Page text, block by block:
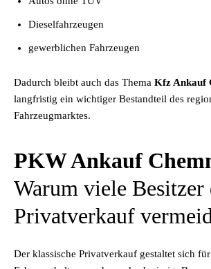
Dieselfahrzeugen
gewerblichen Fahrzeugen
Dadurch bleibt auch das Thema Kfz Ankauf
langfristig ein wichtiger Bestandteil des
Fahrzeugmarktes.
PKW Ankauf
Warum viele Besitzer
Privatverkauf
Der klassische Privatverkauf gestaltet sich